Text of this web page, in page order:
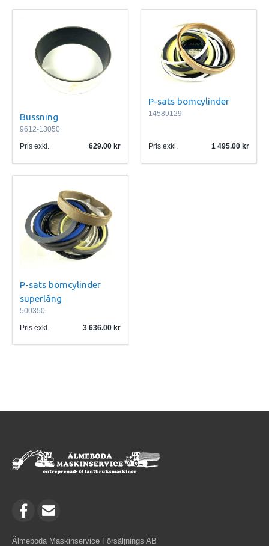
Bussning
9612-13050
Pris exkl.
629.00
P-sats bomcylinder
14589129
Pris exkl. 1 495.00
P-sats bomcylinder
superlång
500350
Pris exkl.
3 636.00
Älmeboda Maskinservice Försäljnings AB